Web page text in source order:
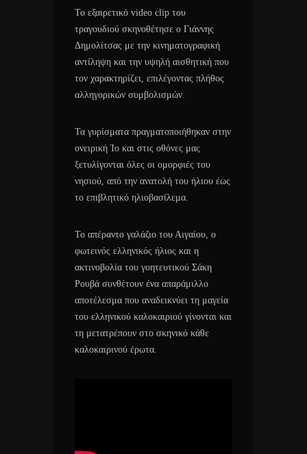
Το εξαιρετικό video clip του
τραγουδιού σκηνοθέτησε ο Γιάννης
Δημολίτσας με την κινηματογραφική
αντίληψη και την υψηλή αισθητική που
τον χαρακτηρίζει, επιλέγοντας πλήθος
αλληγορικών συμβολισμών.
Τα γυρίσματα πραγματοποιήθηκαν στην
ονειρική Ίο και στις οθόνες μας
ξετυλίγονται όλες οι ομορφιές του
νησιού, από την ανατολή του ήλιου έως
το επιβλητικό ηλιοβασίλεμα.
Το απέραντο γαλάζιο του Αιγαίου, ο
φωτεινός ελληνικός ήλιος και η
ακτινοβολία του γοητευτικού Σάκη
Ρουβά συνθέτουν ένα απαράμιλλο
αποτέλεσμα που αναδεικνύει τη μαγεία
του ελληνικού καλοκαιριού γίνονται και
τη μετατρέπουν στο σκηνικό κάθε
καλοκαιρινού έρωτα.